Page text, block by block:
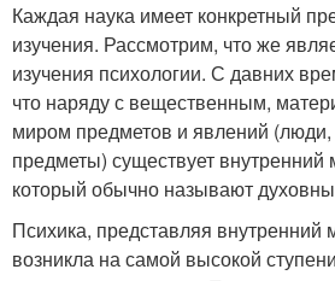
Каждая наука имеет конкретный
изучения. Рассмотрим, что же
изучения психологии. С давних
что наряду с вещественным,
миром предметов и явлений
предметы) существует внутренний
который обычно называют
Психика, представляя внутренний
возникла на самой высокой